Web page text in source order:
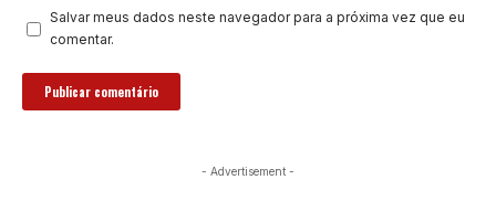
Salvar meus dados neste navegador para a próxima vez que eu
comentar.
- Advertisement -